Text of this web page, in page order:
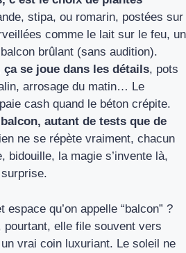
stipa, ou romarin, postées sur
comme le lait sur le feu, un
brûlant (sans audition).
ça se joue dans les détails, pots
arrosage du matin… Le
cash quand le béton crépite.
autant de tests que de
ne se répète vraiment, chacun
bidouille, la magie s’invente là,
qu’on appelle “balcon” ?
pourtant, elle file souvent vers
vrai coin luxuriant. Le soleil ne